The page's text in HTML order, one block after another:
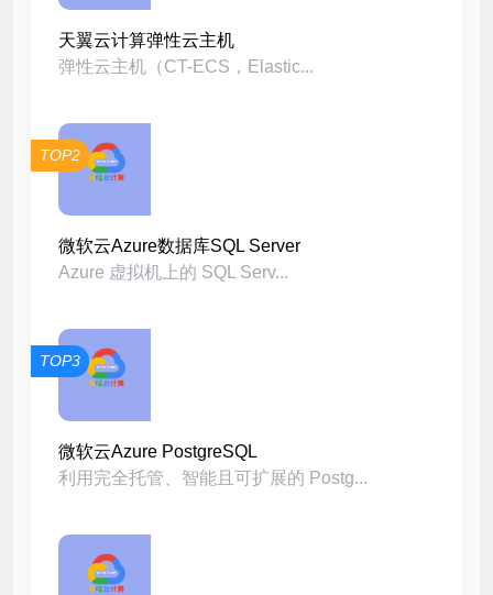
天翼云计算弹性云主机
弹性云主机（CT-ECS，Elastic...
TOP2
微软云Azure数据库SQL Server
Azure 虚拟机上的 SQL Serv...
TOP3
微软云Azure PostgreSQL
利用完全托管、智能且可扩展的 Postg...